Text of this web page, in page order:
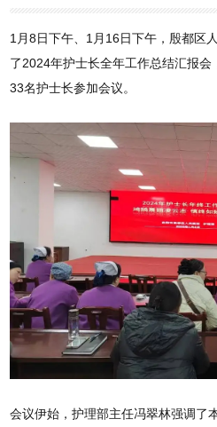
1月8日下午、1月16日下午，殷都区
了2024年护士长全年工作总结汇报
33名护士长参加会议。
会议伊始，护理部主任冯翠林强调了